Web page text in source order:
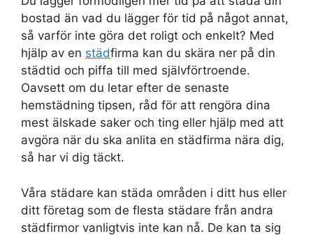
bostad än vad du lägger för tid på något annat,
så varför inte göra det roligt och enkelt? Med
hjälp av en städfirma kan du skära ner på din
städtid och piffa till med självförtroende.
Oavsett om du letar efter de senaste
hemstädning tipsen, råd för att rengöra dina
mest älskade saker och ting eller hjälp med att
avgöra när du ska anlita en städfirma nära dig,
så har vi dig täckt.
Våra städare kan städa områden i ditt hus eller
ditt företag som de flesta städare från andra
städfirmor vanligtvis inte kan nå. De kan ta sig